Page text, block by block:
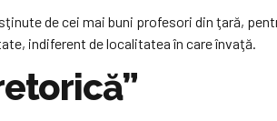
de cei mai buni profesori din ţară,
indiferent de localitatea în care învaţă.